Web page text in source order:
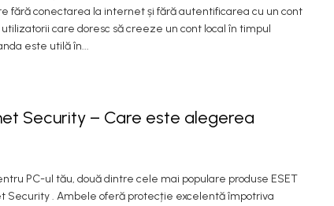
fără conectarea la internet și fără autentificarea cu un cont
care doresc să creeze un cont local în timpul
este utilă în...
Security – Care este alegerea
PC-ul tău, două dintre cele mai populare produse ESET
Security . Ambele oferă protecție excelentă împotriva